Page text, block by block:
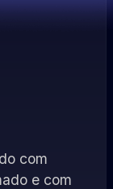
com
e com